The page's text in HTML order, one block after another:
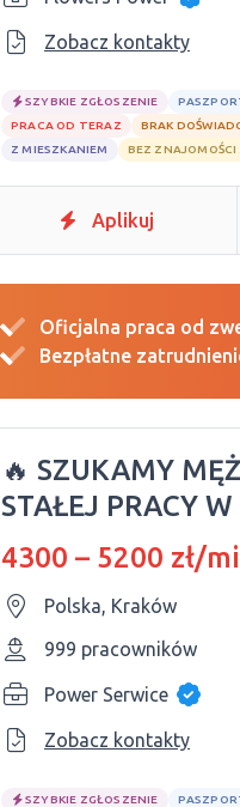
Zobacz kontakty
SZYBKIE ZGŁOSZENIE
PRACA OD TERAZ
BRAK
Z MIESZKANIEM
BEZ ZNAJOMOŚCI
Aplikuj
Oficjalna praca od
Bezpłatne
🔥 SZUKAMY
STAŁEJ PRACY
4300 – 5200 zł/
Polska, Kraków
999 pracowników
Power Serwice
Zobacz kontakty
SZYBKIE ZGŁOSZENIE